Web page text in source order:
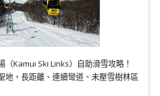
（Kamui Ski Links）自助滑雪攻略！
地，長距離、連續彎道、未壓雪樹林區